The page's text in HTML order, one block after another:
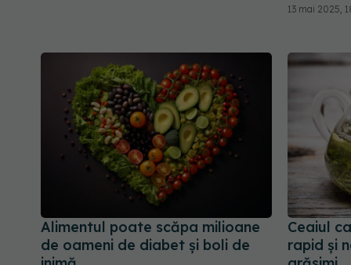
13 mai 2025,
Alimentul poate scăpa milioane
de oameni de diabet și boli de
Ceaiul
rapid și